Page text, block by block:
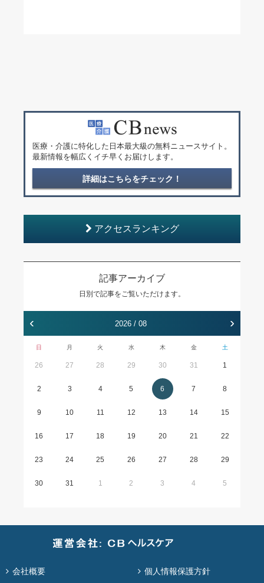
医療・介護に特化した日本最大級の無料ニュースサイト。
最新情報を幅広くイチ早くお届けします。
詳細はこちらをチェック！
アクセスランキング
記事アーカイブ
日別で記事をご覧いただけます。
‹ 2026 / 08 ›
日 月 火 水 木 金 土
26 27 28 29 30 31 1
2 3 4 5 6 7 8
9 10 11 12 13 14 15
16 17 18 19 20 21 22
23 24 25 26 27 28 29
30 31 1 2 3 4 5
会社概要 個人情報保護方針